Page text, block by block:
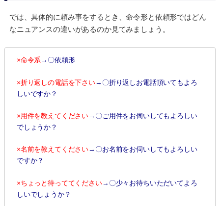
では、具体的に頼み事をするとき、命令形と依頼形ではどん
なニュアンスの違いがあるのか見てみましょう。
×命令系→〇依頼形
×折り返しの電話を下さい→〇折り返しお電話頂いてもよろ
しいですか？
×用件を教えてください→〇ご用件をお伺いしてもよろしい
でしょうか？
×名前を教えてください→〇お名前をお伺いしてもよろしい
ですか？
×ちょっと待っててください→〇少々お待ちいただいてよろ
しいでしょうか？